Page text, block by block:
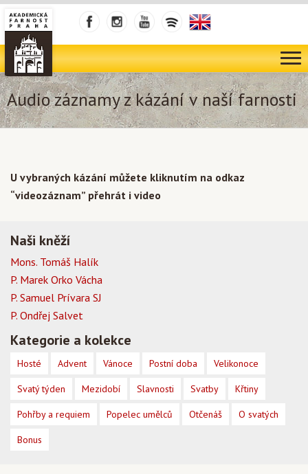
Audio záznamy z kázání v naší farnosti
U vybraných kázání můžete kliknutím na odkaz
“videozáznam” přehrát i video
Naši kněží
Mons. Tomáš Halík
P. Marek Orko Vácha
P. Samuel Prívara SJ
P. Ondřej Salvet
Kategorie a kolekce
Hosté Advent Vánoce Postní doba Velikonoce
Svatý týden Mezidobí Slavnosti Svatby Křtiny
Pohřby a requiem Popelec umělců Otčenáš O svatých
Bonus